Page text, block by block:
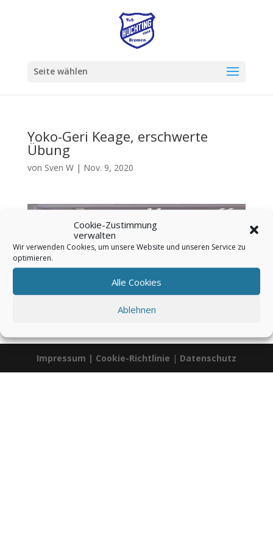
Cookie-Zustimmung
verwalten
Wir verwenden Cookies, um unsere Website und unseren Service zu
optimieren.
Alle Cookies
Ablehnen
Seite wählen
Yoko-Geri Keage, erschwerte
Übung
von Sven W| Nov. 9, 2020
Video-
Impressum | Cookie-Richtlinie | Datenschutz